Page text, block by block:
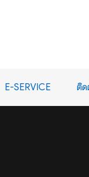
E-SERVICE ติด